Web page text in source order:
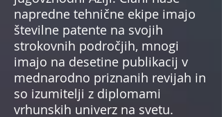
napredne tehnične ekipe imajo
številne patente na svojih
strokovnih področjih, mnogi
imajo na desetine publikacij v
mednarodno priznanih revijah in
so izumitelji z diplomami
vrhunskih univerz na svetu.